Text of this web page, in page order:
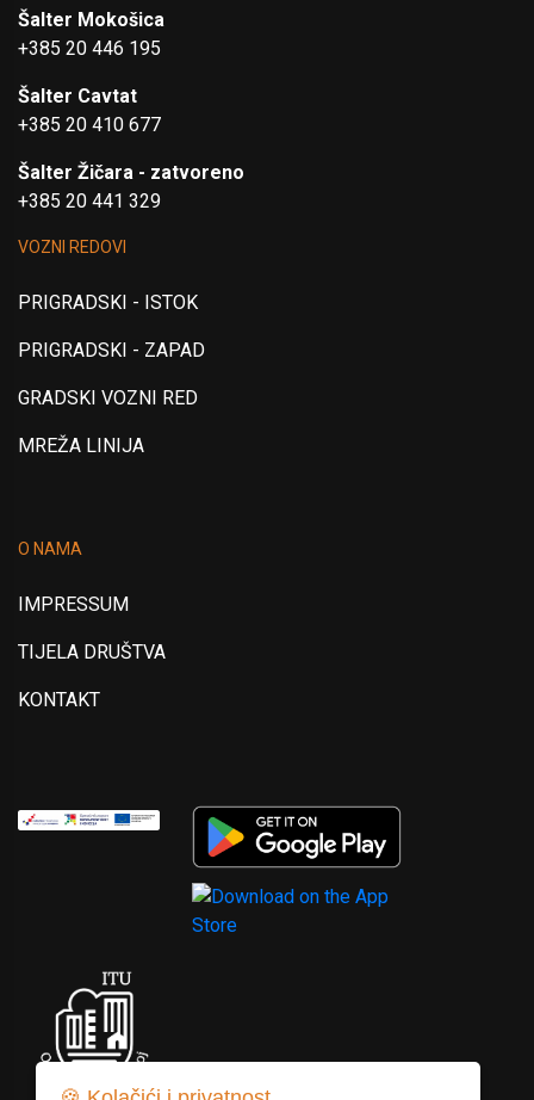
Šalter Mokošica
+385 20 446 195
Šalter Cavtat
+385 20 410 677
Šalter Žičara - zatvoreno
+385 20 441 329
VOZNI REDOVI
PRIGRADSKI - ISTOK
PRIGRADSKI - ZAPAD
GRADSKI VOZNI RED
MREŽA LINIJA
O NAMA
IMPRESSUM
TIJELA DRUŠTVA
KONTAKT